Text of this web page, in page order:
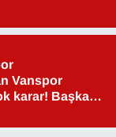
Vanspor
karar! Başkan